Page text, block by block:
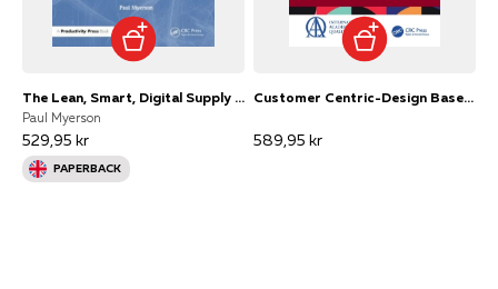
The Lean, Smart, Digital Supply Chain How To Enable A Lean A
Paul Myerson
529,95 kr
PAPERBACK
Customer Centric-Design Based On Qfd Principles
589,95 kr